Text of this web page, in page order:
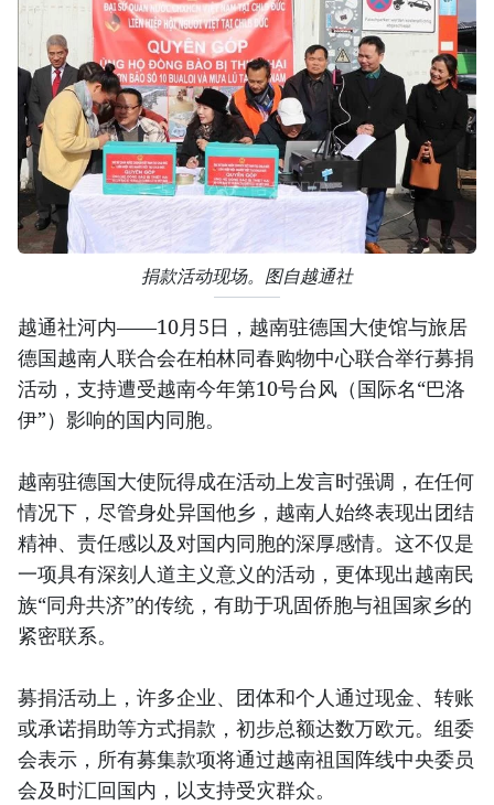
捐款活动现场。图自越通社
越通社河内——10月5日，越南驻德国大使馆与旅居
德国越南人联合会在柏林同春购物中心联合举行募捐
活动，支持遭受越南今年第10号台风（国际名“巴洛
伊”）影响的国内同胞。
越南驻德国大使阮得成在活动上发言时强调，在任何
情况下，尽管身处异国他乡，越南人始终表现出团结
精神、责任感以及对国内同胞的深厚感情。这不仅是
一项具有深刻人道主义意义的活动，更体现出越南民
族“同舟共济”的传统，有助于巩固侨胞与祖国家乡的
紧密联系。
募捐活动上，许多企业、团体和个人通过现金、转账
或承诺捐助等方式捐款，初步总额达数万欧元。组委
会表示，所有募集款项将通过越南祖国阵线中央委员
会及时汇回国内，以支持受灾群众。